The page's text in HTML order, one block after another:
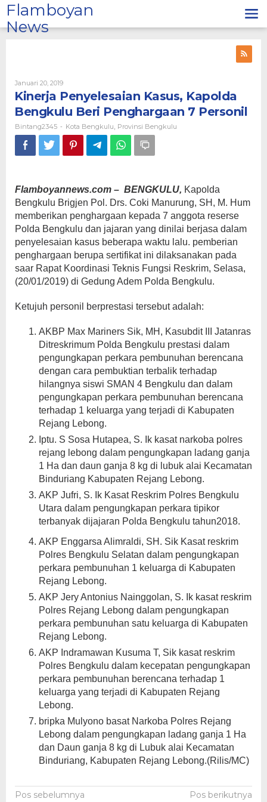
Lewati
ke
konten
Flamboyan
News
Januari 20, 2019Oleh
Bintang2345
Kinerja Penyelesaian Kasus, Kapolda
Bengkulu Beri Penghargaan 7 Personil
Bintang2345 - Kota Bengkulu Provinsi Bengkulu
Flamboyannews.com – BENGKULU, Kapolda
Bengkulu Brigjen Pol. Drs. Coki Manurung, SH, M. Hum
memberikan penghargaan kepada 7 anggota reserse
Polda Bengkulu dan jajaran yang dinilai berjasa dalam
penyelesaian kasus beberapa waktu lalu. pemberian
penghargaan berupa sertifikat ini dilaksanakan pada
saar Rapat Koordinasi Teknis Fungsi Reskrim, Selasa,
(20/01/2019) di Gedung Adem Polda Bengkulu.
Ketujuh personil berprestasi tersebut adalah:
AKBP Max Mariners Sik, MH, Kasubdit III Jatanras
Ditreskrimum Polda Bengkulu prestasi dalam
pengungkapan perkara pembunuhan berencana
dengan cara pembuktian terbalik terhadap
hilangnya siswi SMAN 4 Bengkulu dan dalam
pengungkapan perkara pembunuhan berencana
terhadap 1 keluarga yang terjadi di Kabupaten
Rejang Lebong.
Iptu. S Sosa Hutapea, S. Ik kasat narkoba polres
rejang lebong dalam pengungkapan ladang ganja
1 Ha dan daun ganja 8 kg di lubuk alai Kecamatan
Binduriang Kabupaten Rejang Lebong.
AKP Jufri, S. Ik Kasat Reskrim Polres Bengkulu
Utara dalam pengungkapan perkara tipikor
terbanyak dijajaran Polda Bengkulu tahun2018.
AKP Enggarsa Alimraldi, SH. Sik Kasat reskrim
Polres Bengkulu Selatan dalam pengungkapan
perkara pembunuhan 1 keluarga di Kabupaten
Rejang Lebong.
AKP Jery Antonius Nainggolan, S. Ik kasat reskrim
Polres Rejang Lebong dalam pengungkapan
perkara pembunuhan satu keluarga di Kabupaten
Rejang Lebong.
AKP Indramawan Kusuma T, Sik kasat reskrim
Polres Bengkulu dalam kecepatan pengungkapan
perkara pembunuhan berencana terhadap 1
keluarga yang terjadi di Kabupaten Rejang
Lebong.
bripka Mulyono basat Narkoba Polres Rejang
Lebong dalam pengungkapan ladang ganja 1 Ha
dan Daun ganja 8 kg di Lubuk alai Kecamatan
Binduriang, Kabupaten Rejang Lebong.(Rilis/MC)
Navigasi
Pos sebelumnya
Pos berikutnya